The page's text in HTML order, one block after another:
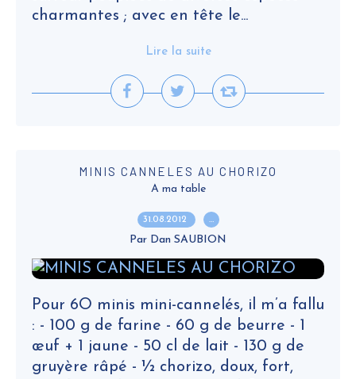
charmantes ; avec en tête le...
Lire la suite
MINIS CANNELES AU CHORIZO
A ma table
31.08.2012 …
Par Dan SAUBION
Pour 6O minis mini-cannelés, il m’a fallu
: - 100 g de farine - 60 g de beurre - 1
œuf + 1 jaune - 50 cl de lait - 130 g de
gruyère râpé - ½ chorizo, doux, fort,